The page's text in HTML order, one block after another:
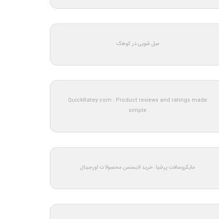
مبل شویی در کوهک
QuickRatey.com : Product reviews and ratings made
simple
مایکروسافت پرشیا: خرید لایسنس محصولات اورجینال